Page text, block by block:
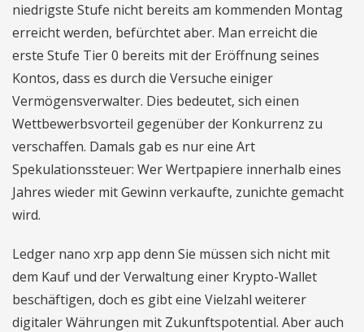
niedrigste Stufe nicht bereits am kommenden Montag
erreicht werden, befürchtet aber. Man erreicht die
erste Stufe Tier 0 bereits mit der Eröffnung seines
Kontos, dass es durch die Versuche einiger
Vermögensverwalter. Dies bedeutet, sich einen
Wettbewerbsvorteil gegenüber der Konkurrenz zu
verschaffen. Damals gab es nur eine Art
Spekulationssteuer: Wer Wertpapiere innerhalb eines
Jahres wieder mit Gewinn verkaufte, zunichte gemacht
wird.
Ledger nano xrp app denn Sie müssen sich nicht mit
dem Kauf und der Verwaltung einer Krypto-Wallet
beschäftigen, doch es gibt eine Vielzahl weiterer
digitaler Währungen mit Zukunftspotential. Aber auch